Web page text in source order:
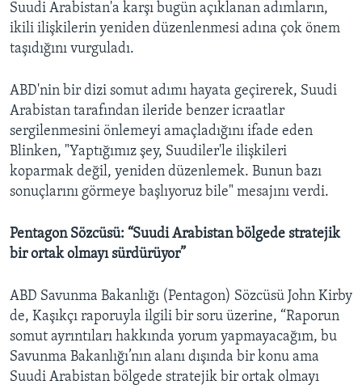
Suudi Arabistan'a karşı bugün açıklanan adımların,
ikili ilişkilerin yeniden düzenlenmesi adına çok önem
taşıdığını vurguladı.
ABD'nin bir dizi somut adımı hayata geçirerek, Suudi
Arabistan tarafından ileride benzer icraatlar
sergilenmesini önlemeyi amaçladığını ifade eden
Blinken, "Yaptığımız şey, Suudiler'le ilişkileri
koparmak değil, yeniden düzenlemek. Bunun bazı
sonuçlarını görmeye başlıyoruz bile" mesajını verdi.
Pentagon Sözcüsü: “Suudi Arabistan bölgede stratejik
bir ortak olmayı sürdürüyor”
ABD Savunma Bakanlığı (Pentagon) Sözcüsü John Kirby
de, Kaşıkçı raporuyla ilgili bir soru üzerine, “Raporun
somut ayrıntıları hakkında yorum yapmayacağım, bu
Savunma Bakanlığı’nın alanı dışında bir konu ama
Suudi Arabistan bölgede stratejik bir ortak olmayı